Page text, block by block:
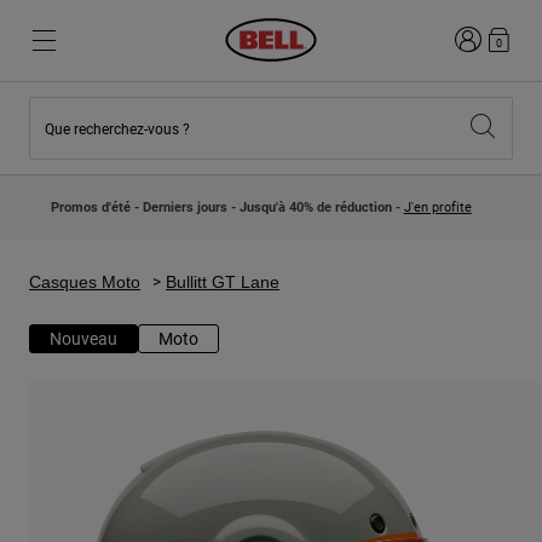
Nouveautés
Casques Motocross Enfant
Explorez Moto
Nouveautés
Lifestyle
Intégrales
Route et Gravel
Connexion
0
Que recherchez-vous ?
Promos d'été - Derniers jours - Jusqu'à 40% de réduction - J'en profite
Casques Moto Bullitt GT Lane
Nouveau Moto